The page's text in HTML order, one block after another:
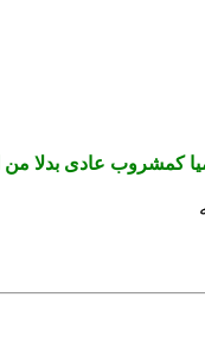
كمشروب عادى بدلا